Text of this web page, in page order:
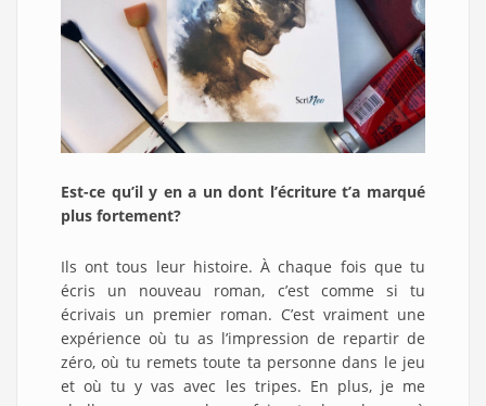
Est-ce qu’il y en a un dont l’écriture t’a marqué
plus fortement?
Ils ont tous leur histoire. À chaque fois que tu
écris un nouveau roman, c’est comme si tu
écrivais un premier roman. C’est vraiment une
expérience où tu as l’impression de repartir de
zéro, où tu remets toute ta personne dans le jeu
et où tu y vas avec les tripes. En plus, je me